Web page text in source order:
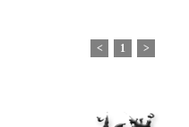
< 1 >